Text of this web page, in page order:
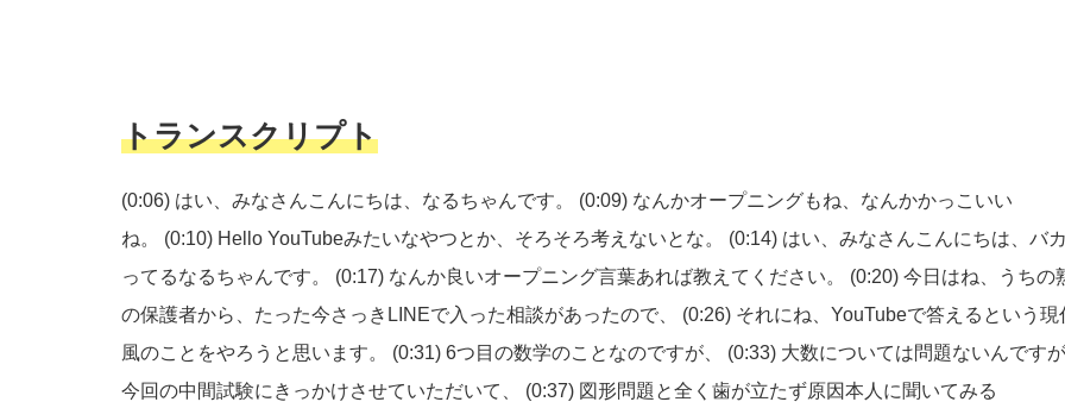
トランスクリプト
(0:06) はい、みなさんこんにちは、なるちゃんです。 (0:09) なんかオープニングもね、なんかかっこいい
ね。
(0:10) Hello YouTubeみたいなやつとか、そろそろ考えないとな。 (0:14) はい、みなさんこんにちは、バ
ってるなるちゃんです。
(0:17) なんか良いオープニング言葉あれば教えてください。 (0:20) 今日はね、うちの
の保護者から、たった今さっきLINEで入った相談があったので、
(0:26) それにね、YouTubeで答えるという現
風のことをやろうと思います。
(0:31) 6つ目の数学のことなのですが、 (0:33) 大数については問題ないんですが
今回の中間試験にきっかけさせていただいて、
(0:37) 図形問題と全く歯が立たず原因本人に聞いてみる